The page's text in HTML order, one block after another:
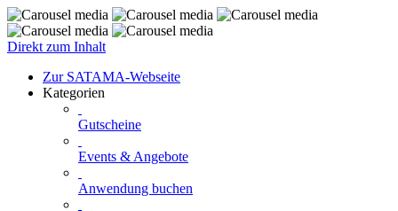
Direkt zum Inhalt
Zur SATAMA-Webseite
Kategorien
Gutscheine
Events & Angebote
Anwendung buchen